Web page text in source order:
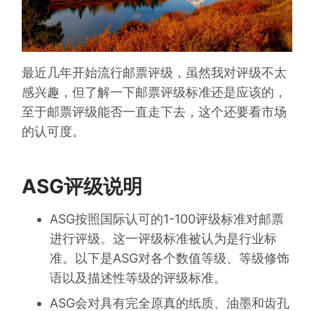
最近几年开始流行邮票评级，虽然我对评级不太
感兴趣，但了解一下邮票评级标准还是应该的，
至于邮票评级能否一直走下去，这个还要看市场
的认可度。
ASG评级说明
ASG按照国际认可的1-100评级标准对邮票
进行评级。这一评级标准被认为是行业标
准。以下是ASG对各个数值等级、等级修饰
语以及描述性等级的评级标准。
ASG会对具有完全原真的纸质、油墨和齿孔